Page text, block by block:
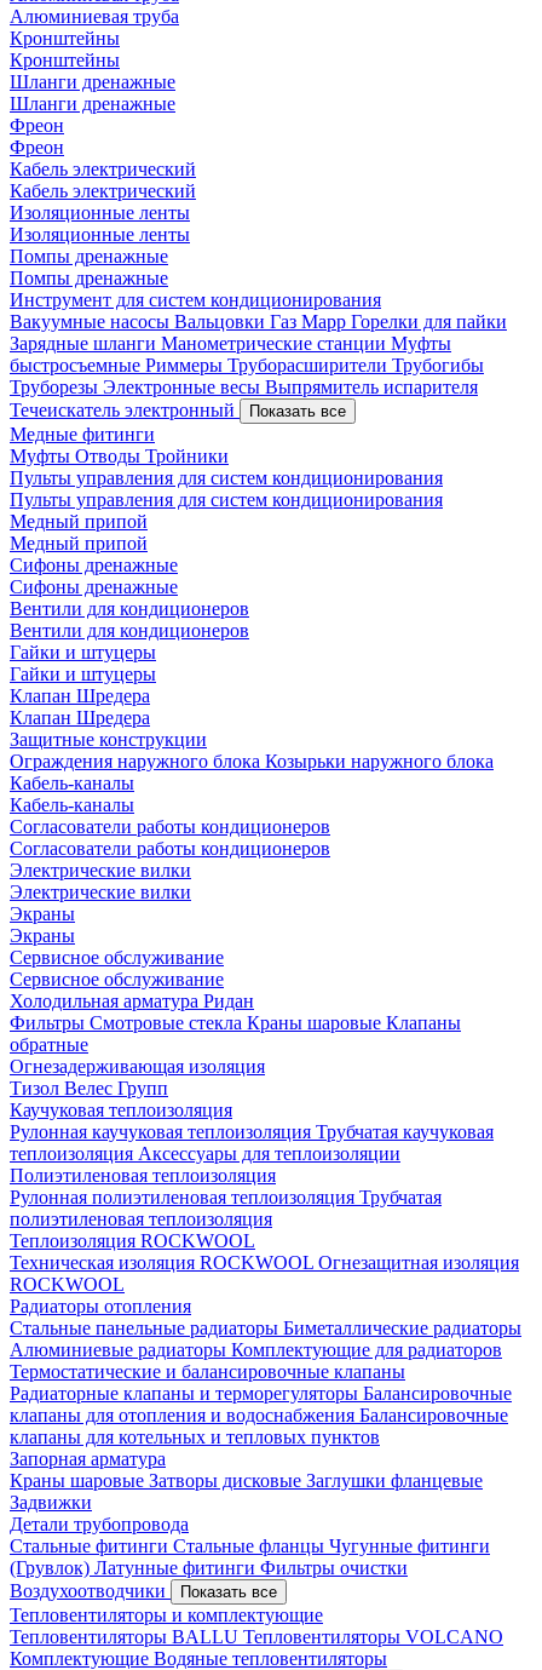
Алюминиевая труба
Кронштейны
Кронштейны
Шланги дренажные
Шланги дренажные
Фреон
Фреон
Кабель электрический
Кабель электрический
Изоляционные ленты
Изоляционные ленты
Помпы дренажные
Помпы дренажные
Инструмент для систем кондиционирования
Вакуумные насосы Вальцовки Газ Mapp Горелки для пайки
Зарядные шланги Манометрические станции Муфты
быстросъемные Риммеры Труборасширители Трубогибы
Труборезы Электронные весы Выпрямитель испарителя
Течеискатель электронный
Показать все
Медные фитинги
Муфты Отводы Тройники
Пульты управления для систем кондиционирования
Пульты управления для систем кондиционирования
Медный припой
Медный припой
Сифоны дренажные
Сифоны дренажные
Вентили для кондиционеров
Вентили для кондиционеров
Гайки и штуцеры
Гайки и штуцеры
Клапан Шредера
Клапан Шредера
Защитные конструкции
Ограждения наружного блока Козырьки наружного блока
Кабель-каналы
Кабель-каналы
Согласователи работы кондиционеров
Согласователи работы кондиционеров
Электрические вилки
Электрические вилки
Экраны
Экраны
Сервисное обслуживание
Сервисное обслуживание
Холодильная арматура Ридан
Фильтры Смотровые стекла Краны шаровые Клапаны
обратные
Огнезадерживающая изоляция
Тизол Велес Групп
Каучуковая теплоизоляция
Рулонная каучуковая теплоизоляция Трубчатая каучуковая
теплоизоляция Аксессуары для теплоизоляции
Полиэтиленовая теплоизоляция
Рулонная полиэтиленовая теплоизоляция Трубчатая
полиэтиленовая теплоизоляция
Теплоизоляция ROCKWOOL
Техническая изоляция ROCKWOOL Огнезащитная изоляция
ROCKWOOL
Радиаторы отопления
Стальные панельные радиаторы Биметаллические радиаторы
Алюминиевые радиаторы Комплектующие для радиаторов
Термостатические и балансировочные клапаны
Радиаторные клапаны и терморегуляторы Балансировочные
клапаны для отопления и водоснабжения Балансировочные
клапаны для котельных и тепловых пунктов
Запорная арматура
Краны шаровые Затворы дисковые Заглушки фланцевые
Задвижки
Детали трубопровода
Стальные фитинги Стальные фланцы Чугунные фитинги
(Грувлок) Латунные фитинги Фильтры очистки
Воздухоотводчики
Показать все
Тепловентиляторы и комплектующие
Тепловентиляторы BALLU Тепловентиляторы VOLCANO
Комплектующие Водяные тепловентиляторы